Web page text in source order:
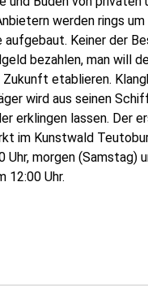
werden rings um
aufgebaut. Keiner der
bezahlen, man will
etablieren.
wird aus seinen
erklingen lassen. Der
im Kunstwald
Uhr, morgen (Samstag)
12:00 Uhr.